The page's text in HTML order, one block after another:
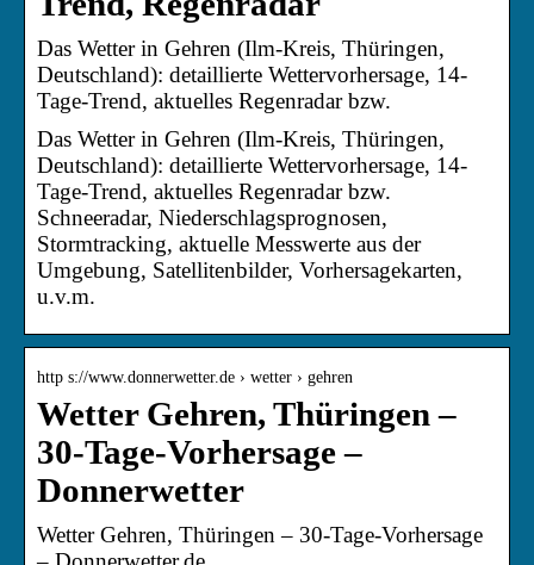
Das Wetter in Gehren (Ilm-Kreis, Thüringen,
Deutschland): detaillierte Wettervorhersage, 14-
Tage-Trend, aktuelles Regenradar bzw.
Das Wetter in Gehren (Ilm-Kreis, Thüringen,
Deutschland): detaillierte Wettervorhersage, 14-
Tage-Trend, aktuelles Regenradar bzw.
Schneeradar, Niederschlagsprognosen,
Stormtracking, aktuelle Messwerte aus der
Umgebung, Satellitenbilder, Vorhersagekarten,
u.v.m.
http s://www.donnerwetter.de › wetter › gehren
Wetter Gehren, Thüringen –
30-Tage-Vorhersage –
Donnerwetter
Wetter Gehren, Thüringen – 30-Tage-Vorhersage